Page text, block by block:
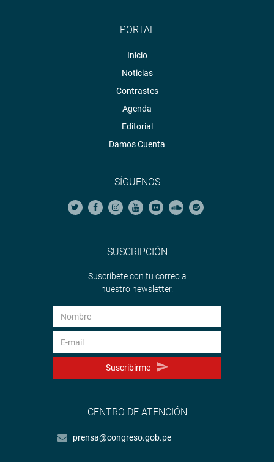
PORTAL
Inicio
Noticias
Contrastes
Agenda
Editorial
Damos Cuenta
SÍGUENOS
SUSCRIPCIÓN
Suscríbete con tu correo a
nuestro newsletter.
Suscribirme
CENTRO DE ATENCIÓN
prensa@congreso.gob.pe